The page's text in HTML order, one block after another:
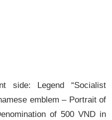
side: Legend “Socialist
emblem – Portrait of
of 500 VND in